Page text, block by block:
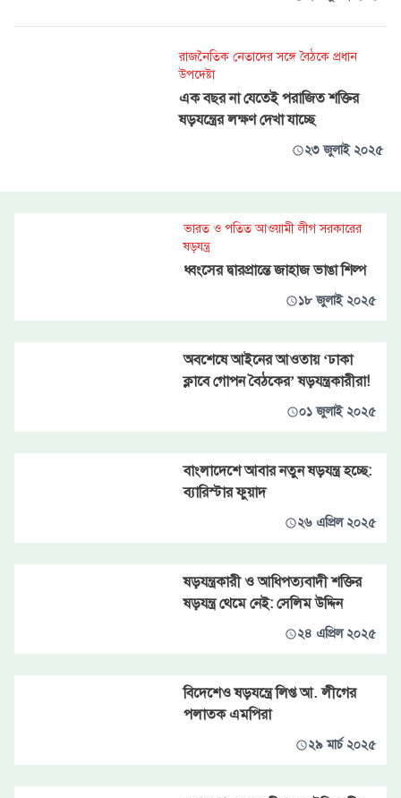
রাজনৈতিক নেতাদের সঙ্গে বৈঠকে প্রধান
উপদেষ্টা
এক বছর না যেতেই পরাজিত শক্তির
ষড়যন্ত্রের লক্ষণ দেখা যাচ্ছে
২৩ জুলাই ২০২৫
ভারত ও পতিত আওয়ামী লীগ সরকারের
ষড়যন্ত্র
ধ্বংসের দ্বারপ্রান্তে জাহাজ ভাঙা শিল্প
১৮ জুলাই ২০২৫
অবশেষে আইনের আওতায় ‘ঢাকা
ক্লাবে গোপন বৈঠকের’ ষড়যন্ত্রকারীরা!
০১ জুলাই ২০২৫
বাংলাদেশে আবার নতুন ষড়যন্ত্র হচ্ছে:
ব্যারিস্টার ফুয়াদ
২৬ এপ্রিল ২০২৫
ষড়যন্ত্রকারী ও আধিপত্যবাদী শক্তির
ষড়যন্ত্র থেমে নেই: সেলিম উদ্দিন
২৪ এপ্রিল ২০২৫
বিদেশেও ষড়যন্ত্রে লিপ্ত আ. লীগের
পলাতক এমপিরা
২৯ মার্চ ২০২৫